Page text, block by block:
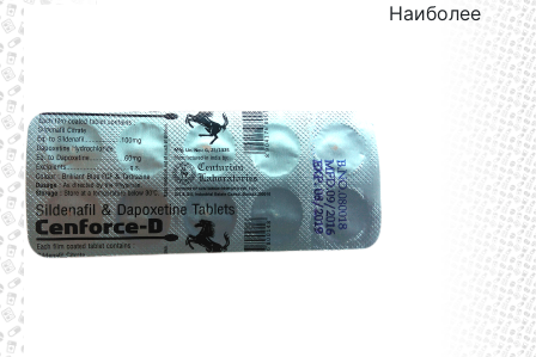
Наиболее